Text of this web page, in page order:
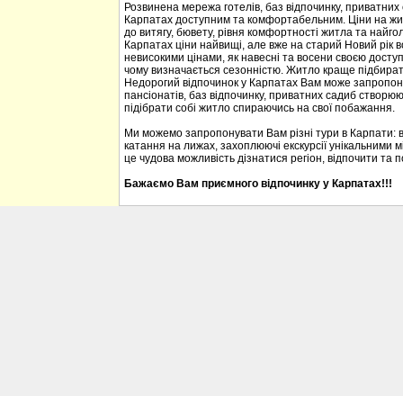
Розвинена мережа готелів, баз відпочинку,
Карпатах доступним та комфортабельним. Ціни на
до витягу, бювету, рівня комфортності житла та
Карпатах ціни найвищі, але вже на старий Новий рік
невисокими цінами, як навесні та восени своєю
чому визначається сезонністю. Житло краще
Недорогий відпочинок у Карпатах Вам може
пансіонатів, баз відпочинку, приватних садиб
підібрати собі житло спираючись на свої побажання.
Ми можемо запропонувати Вам різні тури в Карпати:
катання на лижах, захоплюючі екскурсії
це чудова можливість дізнатися регіон, відпочити та
Бажаємо Вам приємного відпочинку у Карпатах!!!